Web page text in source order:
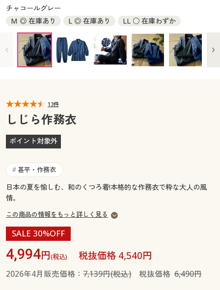
大きいサイズ 事務・制服
カタログ・チラシからのご注文
デジタルカタログ
カタログ無料プレゼント
マイページ
閲覧履歴
お気に入り
サポート
ご利用ガイド
よくある質問とお問い合わせ
カタログ無料プレゼント
会員メニュー
閲覧履歴
ご利用ガイド
チャコールグレー
M ◎ 在庫あり
L ◎ 在庫あり LL ○ 在庫わずか
13件
しじら作務衣
ポイント対象外
# 甚平・作務衣
日本の夏を愉しむ、和のくつろ着!本格的な作務衣で粋な大人の風
情。
この商品の情報をもっと詳しく見る
SALE 30%OFF
4,994円(税込) 税抜価格 4,540円
2026年4月販売価格： 7,139円(税込)税抜価格 6,490円